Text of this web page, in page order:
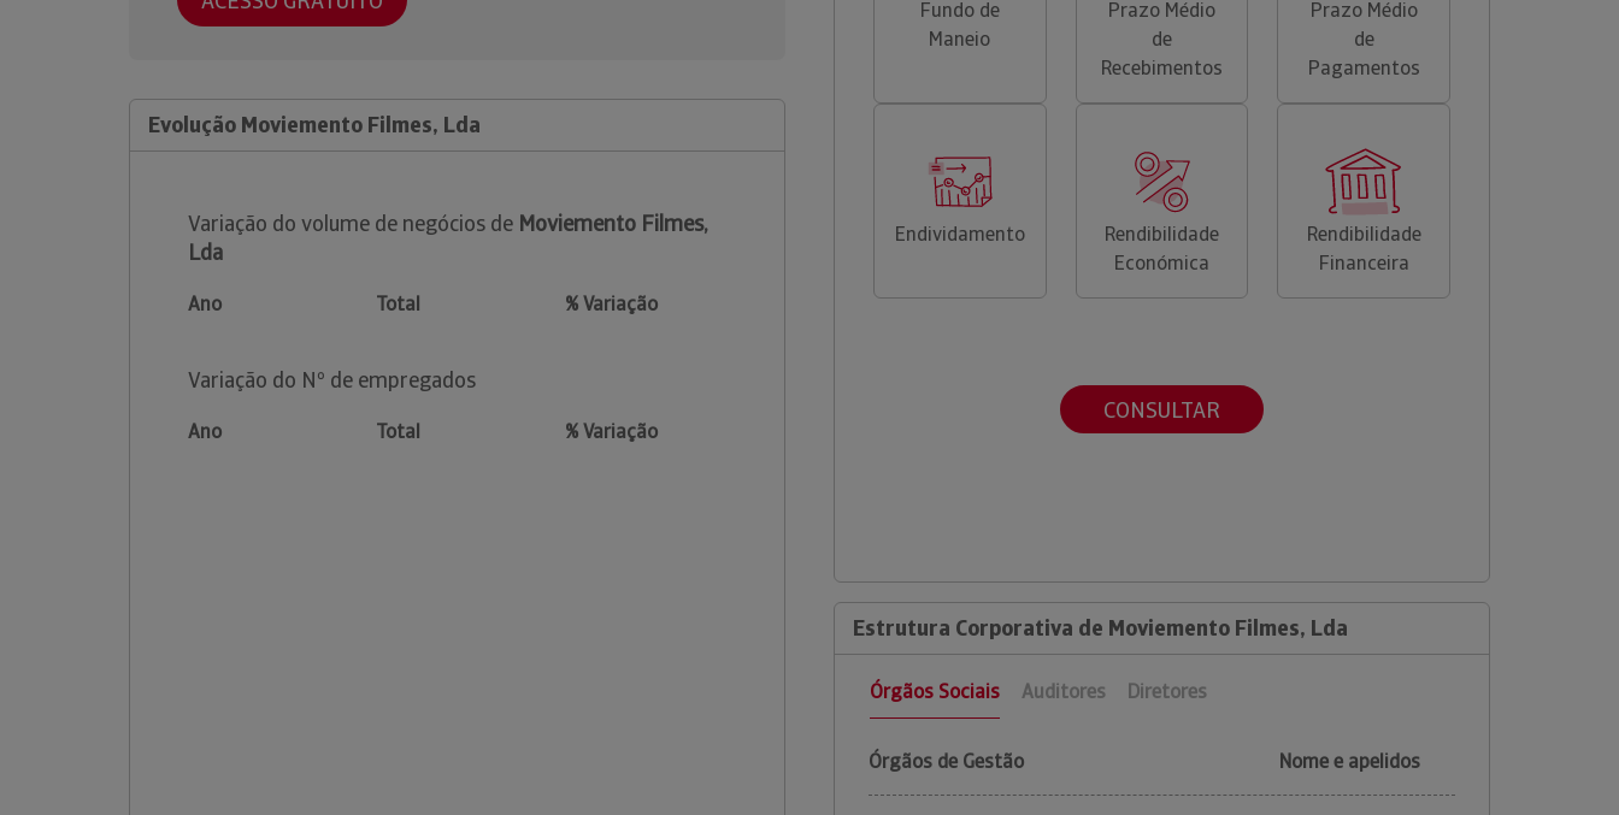
Evolução Moviemento Filmes, Lda
Variação do volume de negócios de Moviemento Filmes,
Lda
Ano Total % Variação
Variação do Nº de empregados
Ano Total % Variação
Fundo de
Maneio
Prazo Médio
de
Recebimentos
Prazo Médio
de
Pagamentos
Endividamento
Rendibilidade
Económica
Rendibilidade
Financeira
CONSULTAR
Estrutura Corporativa de Moviemento Filmes, Lda
Órgãos Sociais Auditores Diretores
Órgãos de Gestão Nome e apelidos